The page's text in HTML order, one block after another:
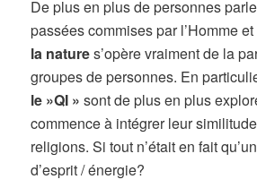
De plus en plus de personnes
passées commises par l’Homme et
la natures’opère vraiment de la
groupes de personnes. En
le »QI »sont de plus en plus
commence à intégrer leur
religions. Si tout n’était en fait
d’esprit / énergie?